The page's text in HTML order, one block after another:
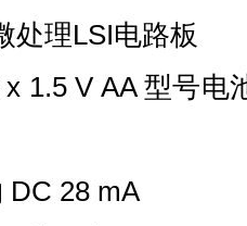
LSI电路板
AA 型号电池
28 mA